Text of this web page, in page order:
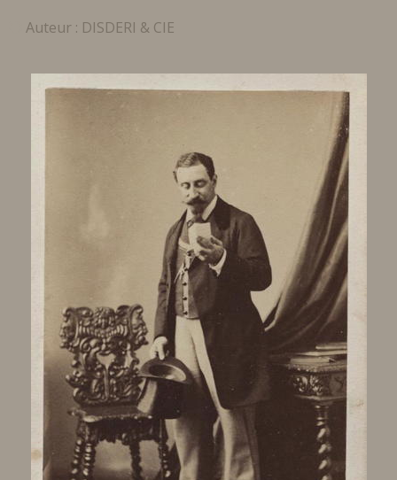
Auteur : DISDERI & CIE